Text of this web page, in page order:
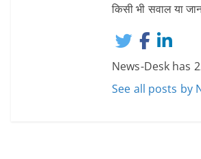
किसी भी सवाल या
News-Desk has
See all posts by